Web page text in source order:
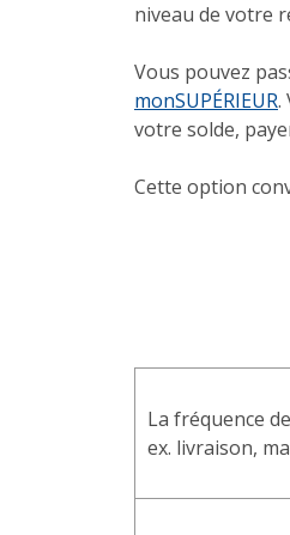
niveau de votre
Vous pouvez
monSUPÉRIEUR.
votre solde,
Cette option
La fréquence
ex. livraison,